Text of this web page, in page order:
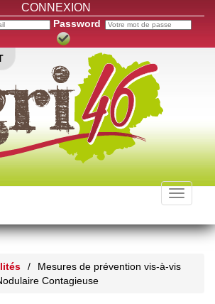
CONNEXION
Password
Toggle
/
Mesures de prévention vis-à-vis
Contagieuse